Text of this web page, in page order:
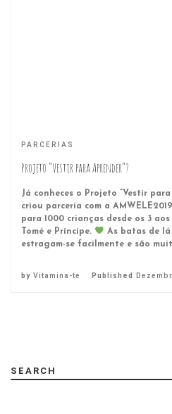
PARCERIAS
Projeto “Vestir para Aprender”?
Já conheces o Projeto “Vestir
criou parceria com a
para 1000 crianças desde os 3
Tomé e Príncipe.
As batas de
estragam-se facilmente e são
by Vitamina-te Published
SEARCH